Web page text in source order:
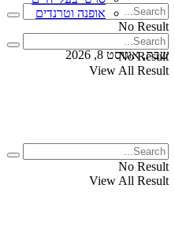
No Result
View All Result
שבת, אוגוסט 8, 2026
אופנה וטרנדים
No Result
View All Result
No Result
View All Result